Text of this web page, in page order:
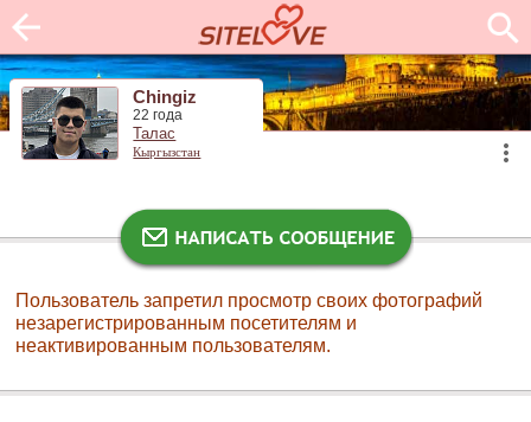
Chingiz
22 года
Талас
Кыргызстан
Пользователь запретил просмотр своих фотографий
незарегистрированным посетителям и
неактивированным пользователям.